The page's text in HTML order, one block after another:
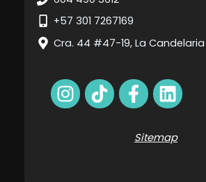
+57 301 7267169
Cra. 44 #47-19, La Candelaria
Sitemap